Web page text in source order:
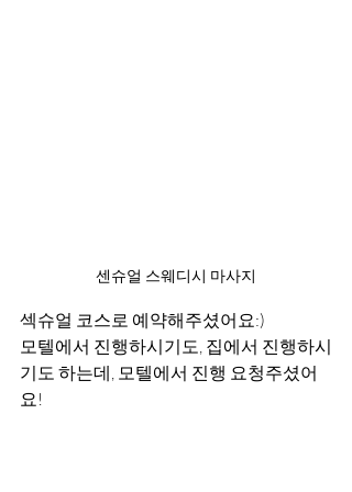
센슈얼 스웨디시 마사지
섹슈얼 코스로 예약해주셨어요:)
모텔에서 진행하시기도, 집에서 진행하시
기도 하는데, 모텔에서 진행 요청주셨어
요!